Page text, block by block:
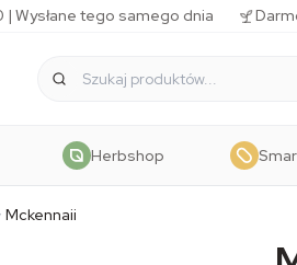
Wysłane tego samego dnia
Herbshop
Mckennaii